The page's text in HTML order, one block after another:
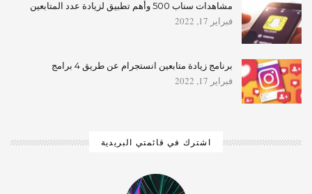
مشاهدات سناب 500 وأهم تطبيق لزيادة عدد المتابعين
فبراير 17, 2022
برنامج زيادة متابعين انستجرام عن طريق 4 برامج
فبراير 17, 2022
اشترك في قائمتي البريدية